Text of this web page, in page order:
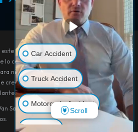
sitio web es sólo para fines de
lo contenido en este sitio debe tomarse
ningún caso o situación individual.
crear, y su recepción o visualización no
Sant Law.
Car Accident
Truck Accident
Motorcycle Accident
Scroll